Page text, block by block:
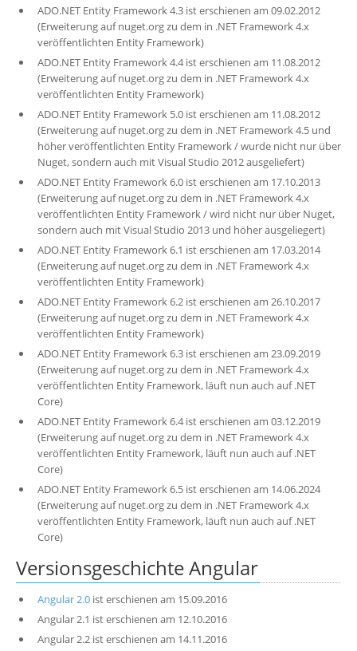
ADO.NET Entity Framework 4.3 ist erschienen am 09.02.2012
(Erweiterung auf nuget.org zu dem in .NET Framework 4.x
veröffentlichten Entity Framework)
ADO.NET Entity Framework 4.4 ist erschienen am 11.08.2012
(Erweiterung auf nuget.org zu dem in .NET Framework 4.x
veröffentlichten Entity Framework)
ADO.NET Entity Framework 5.0 ist erschienen am 11.08.2012
(Erweiterung auf nuget.org zu dem in .NET Framework 4.5 und
höher veröffentlichten Entity Framework / wurde nicht nur über
Nuget, sondern auch mit Visual Studio 2012 ausgeliefert)
ADO.NET Entity Framework 6.0 ist erschienen am 17.10.2013
(Erweiterung auf nuget.org zu dem in .NET Framework 4.x
veröffentlichten Entity Framework / wird nicht nur über Nuget,
sondern auch mit Visual Studio 2013 und höher ausgeliegert)
ADO.NET Entity Framework 6.1 ist erschienen am 17.03.2014
(Erweiterung auf nuget.org zu dem in .NET Framework 4.x
veröffentlichten Entity Framework)
ADO.NET Entity Framework 6.2 ist erschienen am 26.10.2017
(Erweiterung auf nuget.org zu dem in .NET Framework 4.x
veröffentlichten Entity Framework)
ADO.NET Entity Framework 6.3 ist erschienen am 23.09.2019
(Erweiterung auf nuget.org zu dem in .NET Framework 4.x
veröffentlichten Entity Framework, läuft nun auch auf .NET
Core)
ADO.NET Entity Framework 6.4 ist erschienen am 03.12.2019
(Erweiterung auf nuget.org zu dem in .NET Framework 4.x
veröffentlichten Entity Framework, läuft nun auch auf .NET
Core)
ADO.NET Entity Framework 6.5 ist erschienen am 14.06.2024
(Erweiterung auf nuget.org zu dem in .NET Framework 4.x
veröffentlichten Entity Framework, läuft nun auch auf .NET
Core)
Versionsgeschichte Angular
Angular 2.0ist erschienen am 15.09.2016
Angular 2.1 ist erschienen am 12.10.2016
Angular 2.2 ist erschienen am 14.11.2016